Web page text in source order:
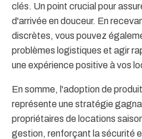
clés. Un point crucial pour
d'arrivée en douceur. En
discrètes, vous pouvez
problèmes logistiques et agir
une expérience positive à vos
En somme, l'adoption de
représente une stratégie
propriétaires de locations
gestion, renforçant la sécurité